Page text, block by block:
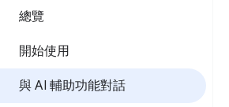
總覽
開始使用
與 AI 輔助功能對話